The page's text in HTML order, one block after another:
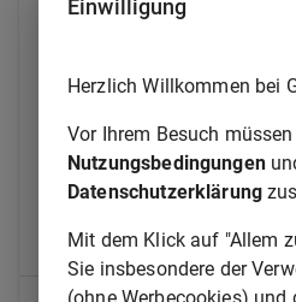
Qualifikationsebene
§ 18 Zulassung
§ 19 Schriftliche Prüfung
Einwilligung
Herzlich Willkommen bei
Vor Ihrem Besuch
Nutzungsbedingungen
Datenschutzerklärung
Mit dem Klick auf "Allem
Sie insbesondere der
(ohne Werbecookies) und